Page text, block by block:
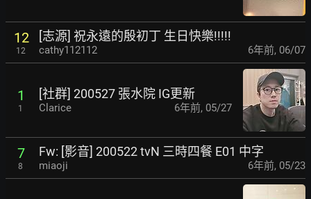
12
12
[志源] 祝永遠的殷初丁 生日快樂!!!!!
cathy112112 6年前, 06/07
1
1
[社群] 200527 張水院 IG更新
Clarice 6年前, 05/27
7
8
Fw: [影音] 200522 tvN 三時四餐 E01 中字
miaoji 6年前, 05/23